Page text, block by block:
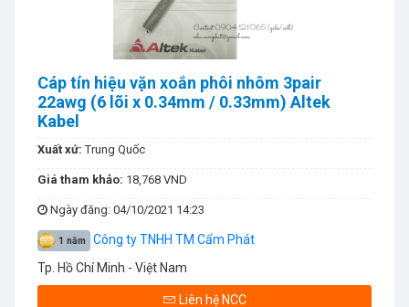
Cáp tín hiệu vặn xoắn phôi nhôm 3pair
22awg (6 lõi x 0.34mm / 0.33mm) Altek
Kabel
Xuất xứ:Trung Quốc
Giá tham khảo: 18,768 VND
Ngày đăng: 04/10/2021 14:23
1 năm
Công ty TNHH TM Cẩm Phát
Tp. Hồ Chí Minh - Việt Nam
Liên hệ NCC